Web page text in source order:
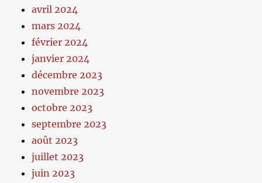
avril 2024
mars 2024
février 2024
janvier 2024
décembre 2023
novembre 2023
octobre 2023
septembre 2023
août 2023
juillet 2023
juin 2023